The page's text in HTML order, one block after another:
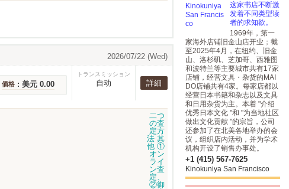
2026/07/22 (Wed)
価格 : 美元 0.00
トランスミッション
自动 詳細
这家书店不断激
发着不同类型读
者的求知欲。
1969年，第一
家海外店铺旧金山店开业；截
至2025年4月，在纽约、旧金
山、洛杉矶、芝加哥、西雅图
和波特兰等主要城市共有17家
店铺，经营文具・杂货的MAI
DO店铺共有4家。每家店都以
经营日本书籍和杂志以及文具
和日用杂货为主。本着 "介绍
优秀日本文化 "和 "为当地社区
做出文化贡献 "的宗旨，公司
还参加了在北美各地举办的会
议，组织店内活动，并为学术
机构开设了销售办事处。
+1 (415) 567-7625
Kinokuniya San Francisco